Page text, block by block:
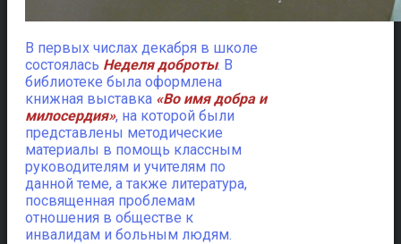
В первых числах декабря в школе
состоялась Неделя доброты. В
библиотеке была оформлена
книжная выставка «Во имя добра и
милосердия», на которой были
представлены методические
материалы в помощь классным
руководителям и учителям по
данной теме, а также литература,
посвященная проблемам
отношения в обществе к
инвалидам и больным людям.